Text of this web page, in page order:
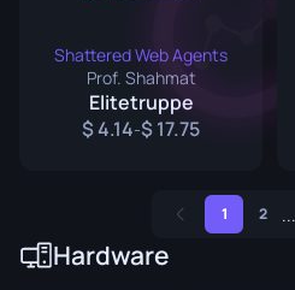
Shattered Web Agents
Prof. Shahmat
Elitetruppe
4.14- 17.75
1 2 ...
Hardware